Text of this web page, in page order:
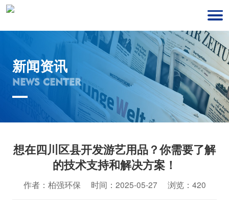
新闻资讯
NEWS CENTER
想在四川区县开发游艺用品？你需要了解
的技术支持和解决方案！
作者：柏强环保 时间：2025-05-27 浏览：420